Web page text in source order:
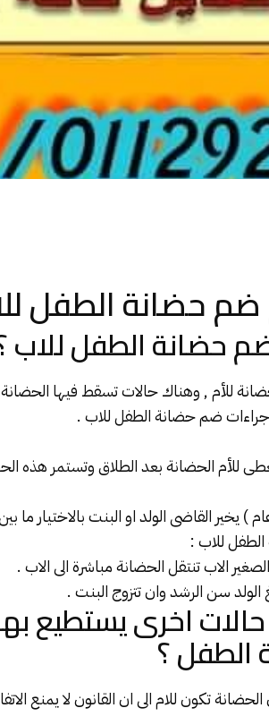
حضانة الطفل
حضانة الطفل للاب
للأم , وهناك حالات تسقط فيها
ضم حضانة الطفل للاب .
للأمالحضانةبعدالطلاقوتستمر هذه
للاب :
الاب تنتقل الحضانة مباشرة الى الاب .
الولد سن الرشد وان تتزوج البنت .
اخرى يستطيع
؟
تكون للام الى ان القانون لا يمنع